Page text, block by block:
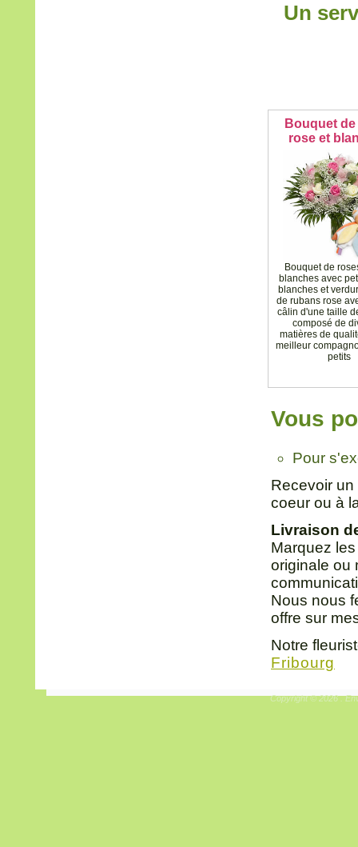
Un
Bouquet
rose et
Bouquet de
blanches avec
blanches et
de rubans rose
câlin d'une taille
composé de
matières de
meilleur
petits
Vous
Pour
Recevoir
coeur ou à
Livraison
Marquez
originale ou
Nous nous
offre sur
Notre
Fribourg
Copyright © 2026 .